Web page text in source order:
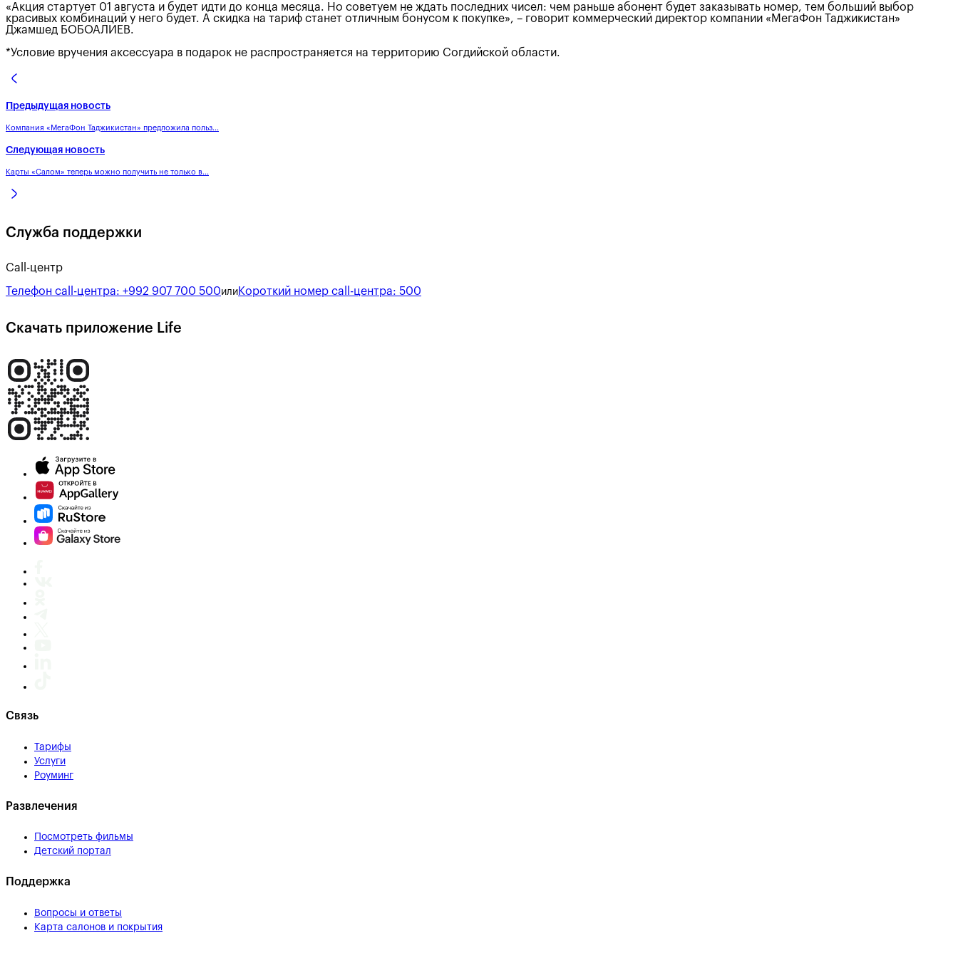
«Акция стартует 01 августа и будет идти до конца месяца. Но советуем не ждать последних чисел: чем раньше абонент будет заказывать номер, тем больший выбор
красивых комбинаций у него будет. А скидка на тариф станет отличным бонусом к покупке», – говорит коммерческий директор компании «МегаФон Таджикистан»
Джамшед БОБОАЛИЕВ.
*Условие вручения аксессуара в подарок не распространяется на территорию Согдийской области.
Предыдущая новость
Компания «МегаФон Таджикистан» предложила польз...
Следующая новость
Карты «Салом» теперь можно получить не только в...
Служба поддержки
Call-центр
Телефон call-центра: +992 907 700 500или Короткий номер call-центра: 500
Скачать приложение Life
Связь
Тарифы
Услуги
Роуминг
Развлечения
Посмотреть фильмы
Детский портал
Поддержка
Вопросы и ответы
Карта салонов и покрытия